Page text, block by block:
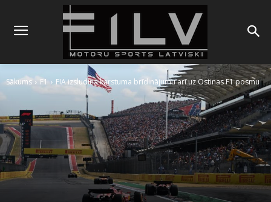
Sākums F1 FIA izsludina karstuma brīdinājumu arī uz Ostinas F1 posmu